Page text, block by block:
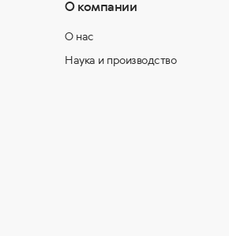
О компании
О нас
Наука и производство